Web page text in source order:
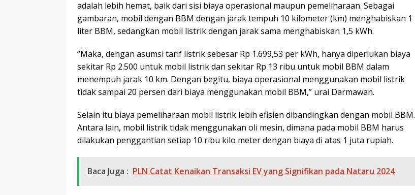
adalah lebih hemat, baik dari sisi biaya operasional maupun pemeliharaan. Sebagai
gambaran, mobil dengan BBM dengan jarak tempuh 10 kilometer (km) menghabiskan 1
liter BBM, sedangkan mobil listrik dengan jarak sama menghabiskan 1,5 kWh.
“Maka, dengan asumsi tarif listrik sebesar Rp 1.699,53 per kWh, hanya diperlukan biaya
sekitar Rp 2.500 untuk mobil listrik dan sekitar Rp 13 ribu untuk mobil BBM dalam
menempuh jarak 10 km. Dengan begitu, biaya operasional menggunakan mobil listrik
tidak sampai 20 persen dari biaya menggunakan mobil BBM,” urai Darmawan.
Selain itu biaya pemeliharaan mobil listrik lebih efisien dibandingkan dengan mobil BBM.
Antara lain, mobil listrik tidak menggunakan oli mesin, dimana pada mobil BBM harus
dilakukan penggantian setiap 10 ribu kilo meter dengan biaya di atas 1 juta rupiah.
Baca Juga : PLN Catat Kenaikan Transaksi EV yang Signifikan pada Nataru 2024